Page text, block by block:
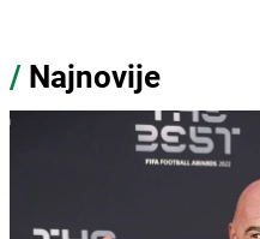
/ Najnovije